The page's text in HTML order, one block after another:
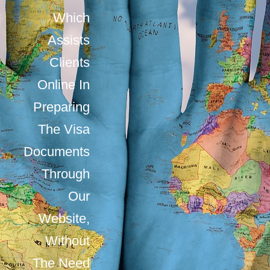
Which
Assists
Clients
Online In
Preparing
The Visa
Documents
Through
Our
Website,
Without
The Need